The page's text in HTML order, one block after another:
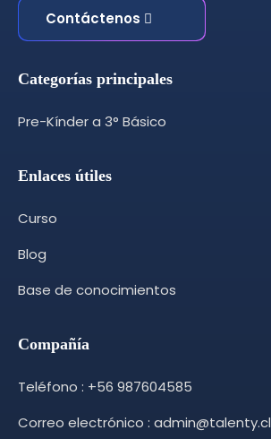
Contáctenos
Categorías principales
Pre-Kínder a 3° Básico
Enlaces útiles
Curso
Blog
Base de conocimientos
Compañía
Teléfono : +56 987604585
Correo electrónico : admin@talenty.cl